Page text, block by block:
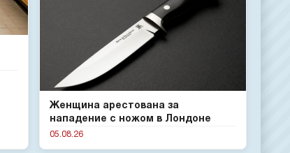
Женщина арестована за
нападение с ножом в Лондоне
05.08.26